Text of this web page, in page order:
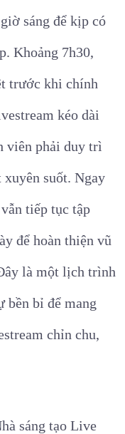
sáng để kịp có
Khoảng 7h30,
trước khi chính
kéo dài
viên phải duy trì
suốt. Ngay
tiếp tục tập
để hoàn thiện vũ
là một lịch trình
bền bỉ để mang
chỉn chu,
sáng tạo Live